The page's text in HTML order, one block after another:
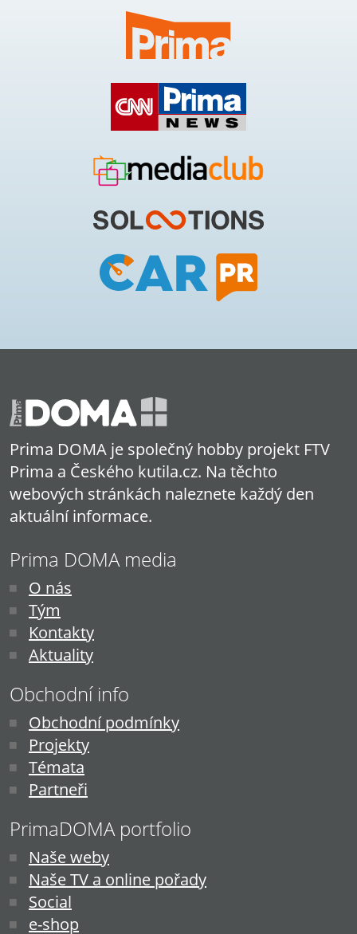
Prima DOMA je společný hobby projekt FTV
Prima a Českého kutila.cz. Na těchto
webových stránkách naleznete každý den
aktuální informace.
Prima DOMA media
O nás
Tým
Kontakty
Aktuality
Obchodní info
Obchodní podmínky
Projekty
Témata
Partneři
PrimaDOMA portfolio
Naše weby
Naše TV a online pořady
Social
e-shop